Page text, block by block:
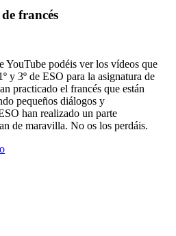
francés
YouTube podéis ver los vídeos que
y 3º de ESO para la asignatura de
practicado el francés que están
pequeños diálogos y
han realizado un parte
de maravilla. No os los perdáis.